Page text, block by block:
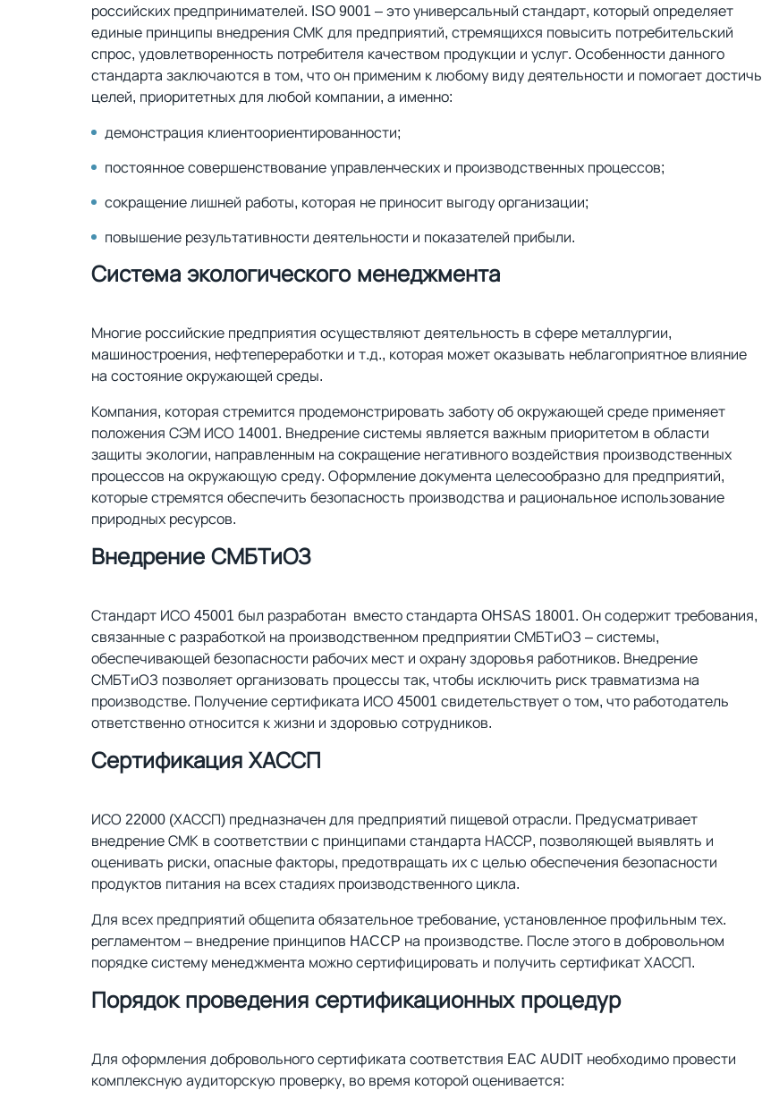
российских предпринимателей. ISO 9001 – это универсальный стандарт, который определяет
единые принципы внедрения СМК для предприятий, стремящихся повысить потребительский
спрос, удовлетворенность потребителя качеством продукции и услуг. Особенности данного
стандарта заключаются в том, что он применим к любому виду деятельности и помогает достичь
целей, приоритетных для любой компании, а именно:
демонстрация клиентоориентированности;
постоянное совершенствование управленческих и производственных процессов;
сокращение лишней работы, которая не приносит выгоду организации;
повышение результативности деятельности и показателей прибыли.
Система экологического менеджмента
Многие российские предприятия осуществляют деятельность в сфере металлургии,
машиностроения, нефтепереработки и т.д., которая может оказывать неблагоприятное влияние
на состояние окружающей среды.
Компания, которая стремится продемонстрировать заботу об окружающей среде применяет
положения СЭМ ИСО 14001. Внедрение системы является важным приоритетом в области
защиты экологии, направленным на сокращение негативного воздействия производственных
процессов на окружающую среду. Оформление документа целесообразно для предприятий,
которые стремятся обеспечить безопасность производства и рациональное использование
природных ресурсов.
Внедрение СМБТиОЗ
Стандарт ИСО 45001 был разработан вместо стандарта OHSAS 18001. Он содержит требования,
связанные с разработкой на производственном предприятии СМБТиОЗ – системы,
обеспечивающей безопасности рабочих мест и охрану здоровья работников. Внедрение
СМБТиОЗ позволяет организовать процессы так, чтобы исключить риск травматизма на
производстве. Получение сертификата ИСО 45001 свидетельствует о том, что работодатель
ответственно относится к жизни и здоровью сотрудников.
Сертификация ХАССП
ИСО 22000 (ХАССП) предназначен для предприятий пищевой отрасли. Предусматривает
внедрение СМК в соответствии с принципами стандарта НАССР, позволяющей выявлять и
оценивать риски, опасные факторы, предотвращать их с целью обеспечения безопасности
продуктов питания на всех стадиях производственного цикла.
Для всех предприятий общепита обязательное требование, установленное профильным тех.
регламентом – внедрение принципов HACCP на производстве. После этого в добровольном
порядке систему менеджмента можно сертифицировать и получить сертификат ХАССП.
Порядок проведения сертификационных процедур
Для оформления добровольного сертификата соответствия EAC AUDIT необходимо провести
комплексную аудиторскую проверку, во время которой оценивается: